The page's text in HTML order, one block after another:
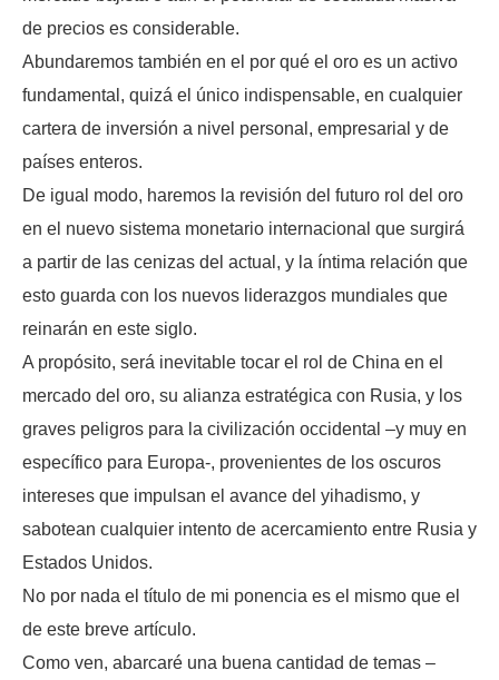
de precios es considerable.
Abundaremos también en el por qué el oro es un activo
fundamental, quizá el único indispensable, en cualquier
cartera de inversión a nivel personal, empresarial y de
países enteros.
De igual modo, haremos la revisión del futuro rol del oro
en el nuevo sistema monetario internacional que surgirá
a partir de las cenizas del actual, y la íntima relación que
esto guarda con los nuevos liderazgos mundiales que
reinarán en este siglo.
A propósito, será inevitable tocar el rol de China en el
mercado del oro, su alianza estratégica con Rusia, y los
graves peligros para la civilización occidental –y muy en
específico para Europa-, provenientes de los oscuros
intereses que impulsan el avance del yihadismo, y
sabotean cualquier intento de acercamiento entre Rusia y
Estados Unidos.
No por nada el título de mi ponencia es el mismo que el
de este breve artículo.
Como ven, abarcaré una buena cantidad de temas –